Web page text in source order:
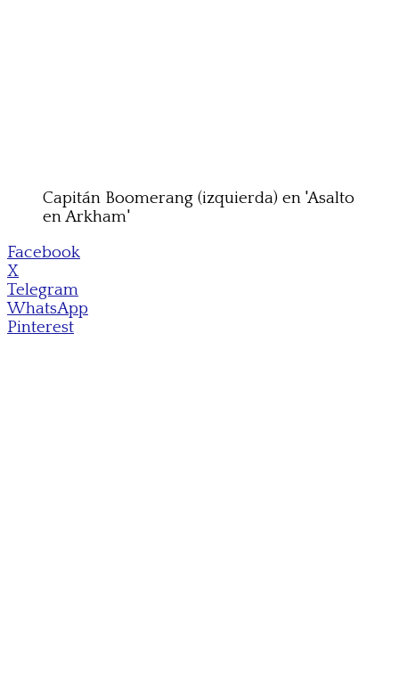
Capitán Boomerang (izquierda) en 'Asalto
en Arkham'
Facebook
X
Telegram
WhatsApp
Pinterest